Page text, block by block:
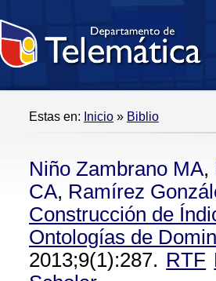
Estas en: Inicio » Biblio
Niño Zambrano MA,
CA, Ramírez
Construcción de
Ontologías de
2013;9(1):287. RTF